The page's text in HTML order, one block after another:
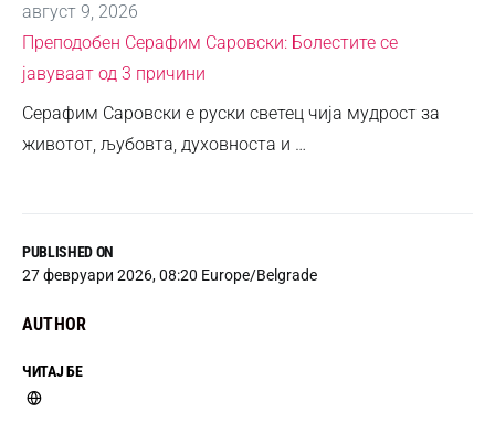
PUBLISHED ON
27 февруари 2026, 08:20 Europe/Belgrade
AUTHOR
ЧИТАЈ БЕ
август 9, 2026
Преподобен Серафим Саровски: Болестите се
јавуваат од 3 причини
Серафим Саровски е руски светец чија мудрост за
животот, љубовта, духовноста и …